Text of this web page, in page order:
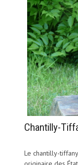
Chantilly-
Le chantilly-